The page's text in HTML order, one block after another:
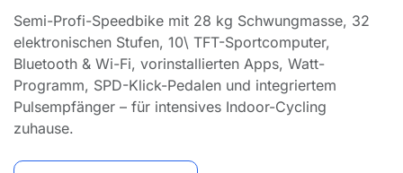
Semi-Profi-Speedbike mit 28 kg Schwungmasse, 32
elektronischen Stufen, 10\ TFT-Sportcomputer,
Bluetooth & Wi-Fi, vorinstallierten Apps, Watt-
Programm, SPD-Klick-Pedalen und integriertem
Pulsempfänger – für intensives Indoor-Cycling
zuhause.